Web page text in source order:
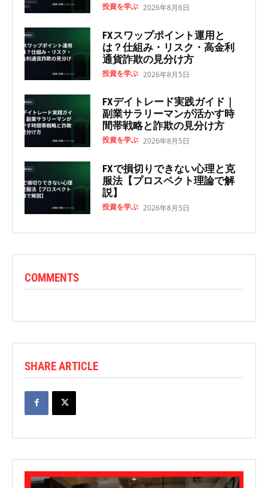
投資を学ぶ 2026年8月6日
FXスワップポイント運用と
は？仕組み・リスク・高金利
通貨詐欺の見分け方
投資を学ぶ 2026年8月5日
FXデイトレード実践ガイド｜
副業サラリーマンが活かす時
間帯戦略と詐欺の見分け方
投資を学ぶ 2026年8月5日
FXで損切りできない心理と克
服法【プロスペクト理論で解
説】
投資を学ぶ 2026年8月5日
COMMENTS
SHARE ARTICLE